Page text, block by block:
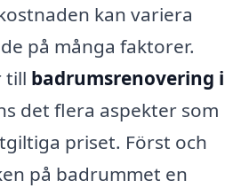
kan variera
på många faktorer.
till badrumsrenovering i
det flera aspekter som
priset. Först och
på badrummet en